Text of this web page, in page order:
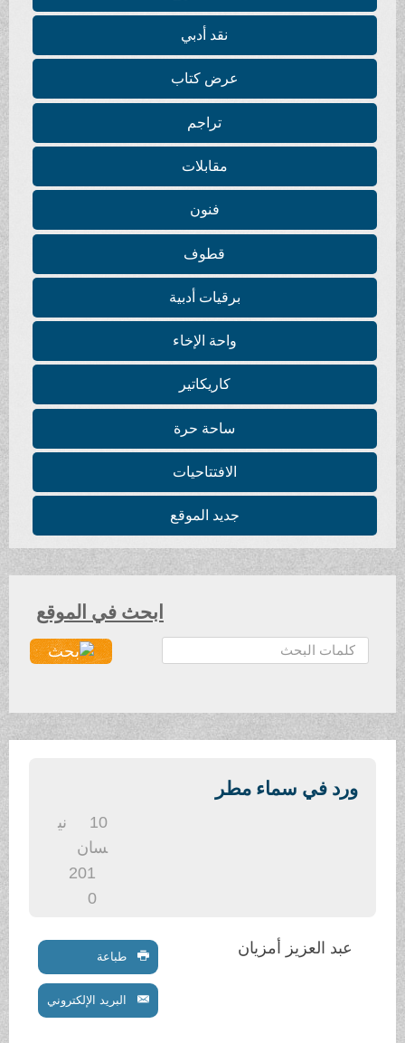
نقد أدبي
عرض كتاب
تراجم
مقابلات
فنون
قطوف
برقيات أدبية
واحة الإخاء
كاريكاتير
ساحة حرة
الافتتاحيات
جديد الموقع
ابحث في الموقع
ح
ث
ورد في سماء مطر
10
سان
201
عبد العزيز أمزيان طباعة
البريد الإلكتروني